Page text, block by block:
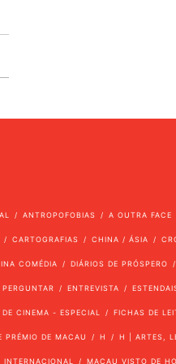
ANTROPOFOBIAS A OUTRA FACE
CARTOGRAFIAS CHINA / ÁSIA
COMÉDIA DIÁRIOS DE PRÓSPERO
ENTREVISTA
CINEMA - ESPECIAL FICHAS DE
PRÉMIO DE MACAU H H | ARTES,
INTERNACIONAL MACAU VISTO DE